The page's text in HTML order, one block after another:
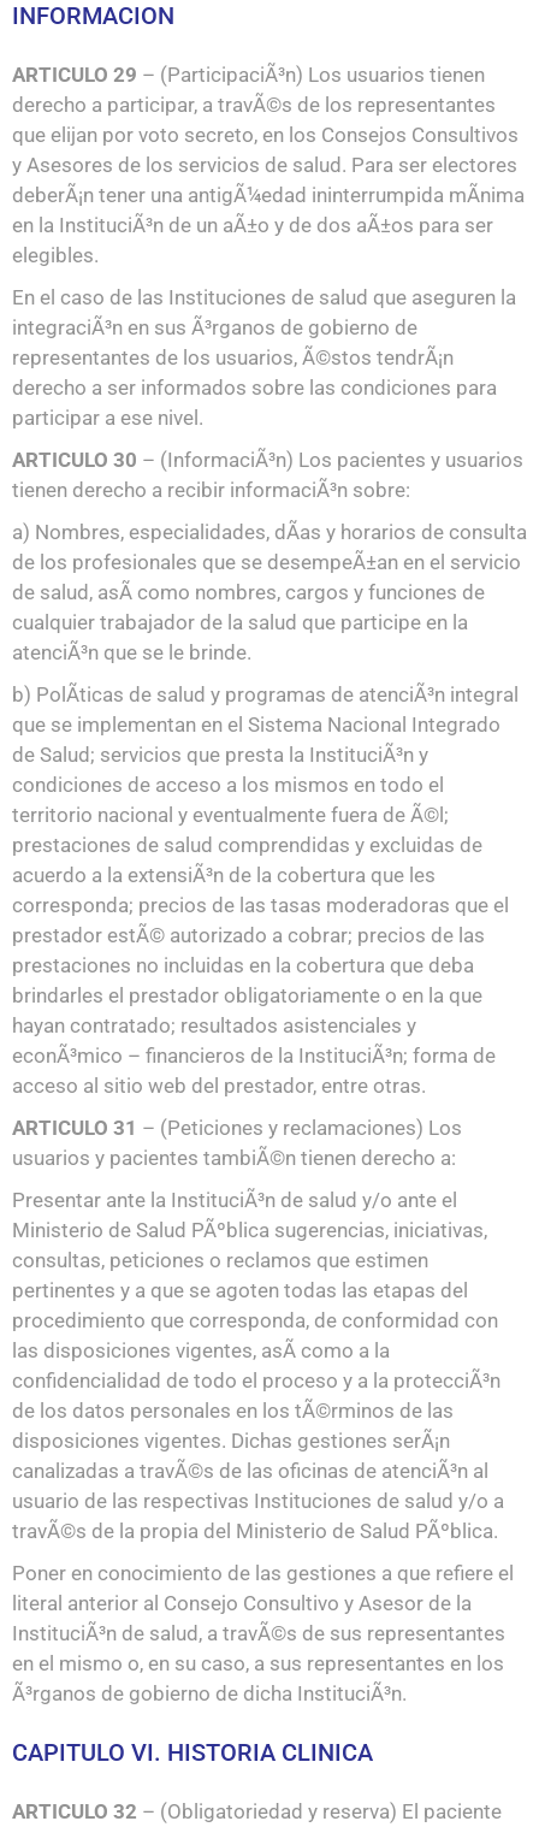
INFORMACION
ARTICULO 29 – (ParticipaciÃ³n) Los usuarios tienen
derecho a participar, a travÃ©s de los representantes
que elijan por voto secreto, en los Consejos Consultivos
y Asesores de los servicios de salud. Para ser electores
deberÃ¡n tener una antigÃ¼edad ininterrumpida mÃ­nima
en la InstituciÃ³n de un aÃ±o y de dos aÃ±os para ser
elegibles.
En el caso de las Instituciones de salud que aseguren la
integraciÃ³n en sus Ã³rganos de gobierno de
representantes de los usuarios, Ã©stos tendrÃ¡n
derecho a ser informados sobre las condiciones para
participar a ese nivel.
ARTICULO 30 – (InformaciÃ³n) Los pacientes y usuarios
tienen derecho a recibir informaciÃ³n sobre:
a) Nombres, especialidades, dÃ­as y horarios de consulta
de los profesionales que se desempeÃ±an en el servicio
de salud, asÃ­ como nombres, cargos y funciones de
cualquier trabajador de la salud que participe en la
atenciÃ³n que se le brinde.
b) PolÃ­ticas de salud y programas de atenciÃ³n integral
que se implementan en el Sistema Nacional Integrado
de Salud; servicios que presta la InstituciÃ³n y
condiciones de acceso a los mismos en todo el
territorio nacional y eventualmente fuera de Ã©l;
prestaciones de salud comprendidas y excluidas de
acuerdo a la extensiÃ³n de la cobertura que les
corresponda; precios de las tasas moderadoras que el
prestador estÃ© autorizado a cobrar; precios de las
prestaciones no incluidas en la cobertura que deba
brindarles el prestador obligatoriamente o en la que
hayan contratado; resultados asistenciales y
econÃ³mico – financieros de la InstituciÃ³n; forma de
acceso al sitio web del prestador, entre otras.
ARTICULO 31 – (Peticiones y reclamaciones) Los
usuarios y pacientes tambiÃ©n tienen derecho a:
Presentar ante la InstituciÃ³n de salud y/o ante el
Ministerio de Salud PÃºblica sugerencias, iniciativas,
consultas, peticiones o reclamos que estimen
pertinentes y a que se agoten todas las etapas del
procedimiento que corresponda, de conformidad con
las disposiciones vigentes, asÃ­ como a la
confidencialidad de todo el proceso y a la protecciÃ³n
de los datos personales en los tÃ©rminos de las
disposiciones vigentes. Dichas gestiones serÃ¡n
canalizadas a travÃ©s de las oficinas de atenciÃ³n al
usuario de las respectivas Instituciones de salud y/o a
travÃ©s de la propia del Ministerio de Salud PÃºblica.
Poner en conocimiento de las gestiones a que refiere el
literal anterior al Consejo Consultivo y Asesor de la
InstituciÃ³n de salud, a travÃ©s de sus representantes
en el mismo o, en su caso, a sus representantes en los
Ã³rganos de gobierno de dicha InstituciÃ³n.
CAPITULO VI. HISTORIA CLINICA
ARTICULO 32 – (Obligatoriedad y reserva) El paciente